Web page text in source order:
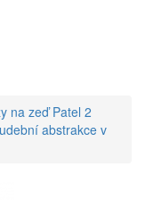
na zeď Patel 2
abstrakce v